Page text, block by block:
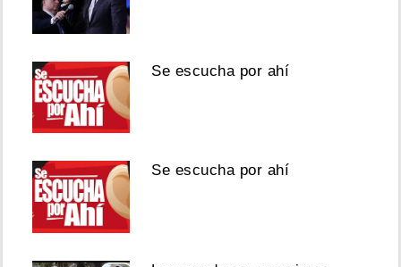
Se escucha por ahí
Se escucha por ahí